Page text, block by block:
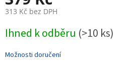
313 Kč bez DPH
cena:
Ihned k odběru (>10 ks)
Možnosti doručení